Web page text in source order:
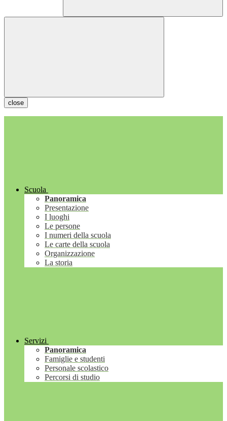
close
Scuola
Panoramica
Presentazione
I luoghi
Le persone
I numeri della scuola
Le carte della scuola
Organizzazione
La storia
Servizi
Panoramica
Famiglie e studenti
Personale scolastico
Percorsi di studio